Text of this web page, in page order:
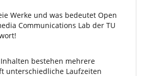
Werke und was bedeutet Open
Communications Lab der TU
bestehen mehrere
unterschiedliche Laufzeiten